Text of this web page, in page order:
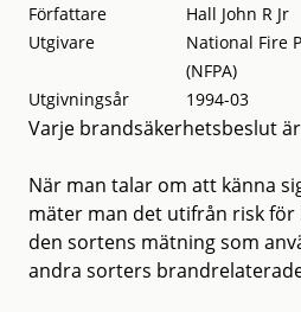
Författare
Hall John R Jr
Utgivare
National Fire
(NFPA)
Utgivningsår
1994-03
Varje brandsäkerhetsbeslut
När man talar om att känna
mäter man det utifrån risk
den sortens mätning som
andra sorters